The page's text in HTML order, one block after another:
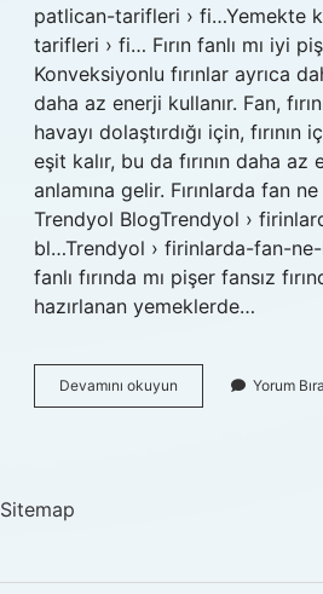
patlican-tarifleri › fi…Yemekte
tarifleri › fi… Fırın fanlı mı iyi
Konveksiyonlu fırınlar ayrıca
daha az enerji kullanır. Fan,
havayı dolaştırdığı için, fırının
eşit kalır, bu da fırının daha az
anlamına gelir. Fırınlarda fan
Trendyol BlogTrendyol ›
bl…Trendyol › firinlarda-fan-
fanlı fırında mı pişer fansız
hazırlanan yemeklerde…
Devamını okuyun Karnıyarık
Fanlı
Yorum
Sitemap